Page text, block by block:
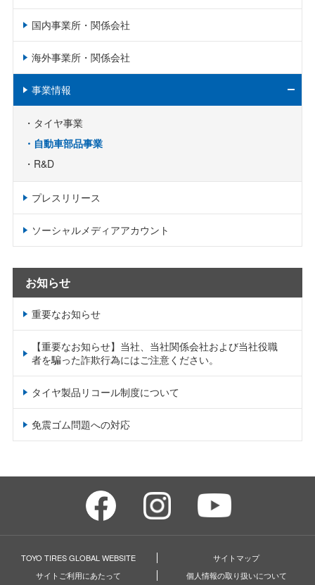
国内事業所・関係会社
海外事業所・関係会社
事業情報
タイヤ事業
自動車部品事業
R&D
プレスリリース
ソーシャルメディアアカウント
お知らせ
重要なお知らせ
【重要なお知らせ】当社、当社関係会社および当社役職
者を騙った詐欺行為にはご注意ください。
タイヤ製品リコール制度について
免震ゴム問題への対応
TOYO TIRES GLOBAL WEBSITE
サイトマップ
サイトご利用にあたって
個人情報の取り扱いについて